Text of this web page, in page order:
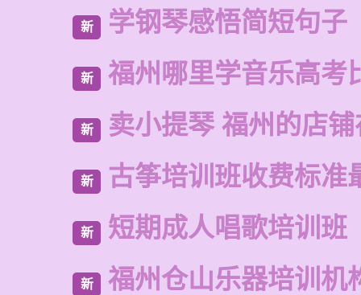
新 学钢琴感悟简短句子
新 福州哪里学音乐高考
新 卖小提琴 福州的店
新 古筝培训班收费标准
新 短期成人唱歌培训班
新 福州仓山乐器培训机